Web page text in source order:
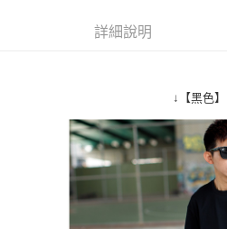
AFTEE先享後付是「在收到商品之後才付
３．安心：先確認商品／服務後，再付款。
【「AFTEE先享後付」結帳流程】
１．於結帳方式選擇「AFTEE先享後付
結帳頁面，進行簡訊認證並確認金額後，
２．訂單成立數日內，您將收到繳費通知
３．收到繳費通知簡訊後14天內，點擊
ATM／網路銀行／等多元方式進行付款，
※ 請注意：結帳手續完成當下不需立刻繳
每筆NT$80，滿NT$1,800(含以上)免
先付款後全家取貨
每筆NT$80，滿NT$1,800(含以上)免
7-11付款取貨
詳細說明
↓【黑色】